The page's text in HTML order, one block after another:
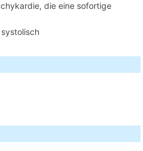
die eine sofortige